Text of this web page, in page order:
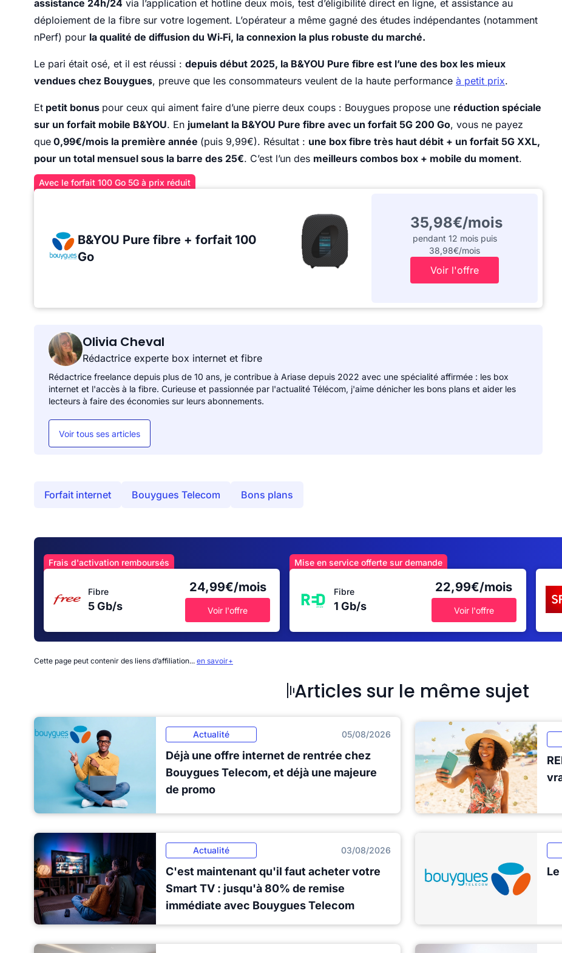
assistance 24h/24 via l’application et hotline deux mois, test d’éligibilité direct en ligne, et assistance au
déploiement de la fibre sur votre logement. L’opérateur a même gagné des études indépendantes (notamment
nPerf) pour la qualité de diffusion du Wi‑Fi, la connexion la plus robuste du marché.
Le pari était osé, et il est réussi : depuis début 2025, la B&YOU Pure fibre est l’une des box les mieux
vendues chez Bouygues, preuve que les consommateurs veulent de la haute performance à petit prix.
Et petit bonus pour ceux qui aiment faire d’une pierre deux coups : Bouygues propose une réduction spéciale
sur un forfait mobile B&YOU. En jumelant la B&YOU Pure fibre avec un forfait 5G 200 Go, vous ne payez
que 0,99€/mois la première année (puis 9,99€). Résultat : une box fibre très haut débit + un forfait 5G XXL,
pour un total mensuel sous la barre des 25€. C’est l’un des meilleurs combos box + mobile du moment.
Avec le forfait 100 Go 5G à prix réduit
B&YOU Pure fibre + forfait 100
Go
35,98€/mois
pendant 12 mois puis
38,98€/mois
Voir l'offre
Olivia Cheval
Rédactrice experte box internet et fibre
Rédactrice freelance depuis plus de 10 ans, je contribue à Ariase depuis 2022 avec une spécialité affirmée : les box
internet et l'accès à la fibre. Curieuse et passionnée par l'actualité Télécom, j'aime dénicher les bons plans et aider les
lecteurs à faire des économies sur leurs abonnements.
Voir tous ses articles
Forfait internet Bouygues Telecom Bons plans
Frais d'activation remboursés
Fibre
5 Gb/s
24,99€/mois
Voir l'offre
Mise en service offerte sur demande
Fibre
1 Gb/s
22,99€/mois
Voir l'offre
Cette page peut contenir des liens d’affiliation... en savoir+
Articles sur le même sujet
Actualité 05/08/2026
Déjà une offre internet de rentrée chez
Bouygues Telecom, et déjà une majeure
de promo
Actualité 03/08/2026
C'est maintenant qu'il faut acheter votre
Smart TV : jusqu'à 80% de remise
immédiate avec Bouygues Telecom